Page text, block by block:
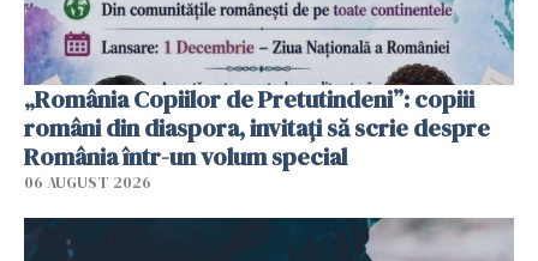
„România Copiilor de Pretutindeni”: copiii
români din diaspora, invitați să scrie despre
România într-un volum special
06 AUGUST 2026